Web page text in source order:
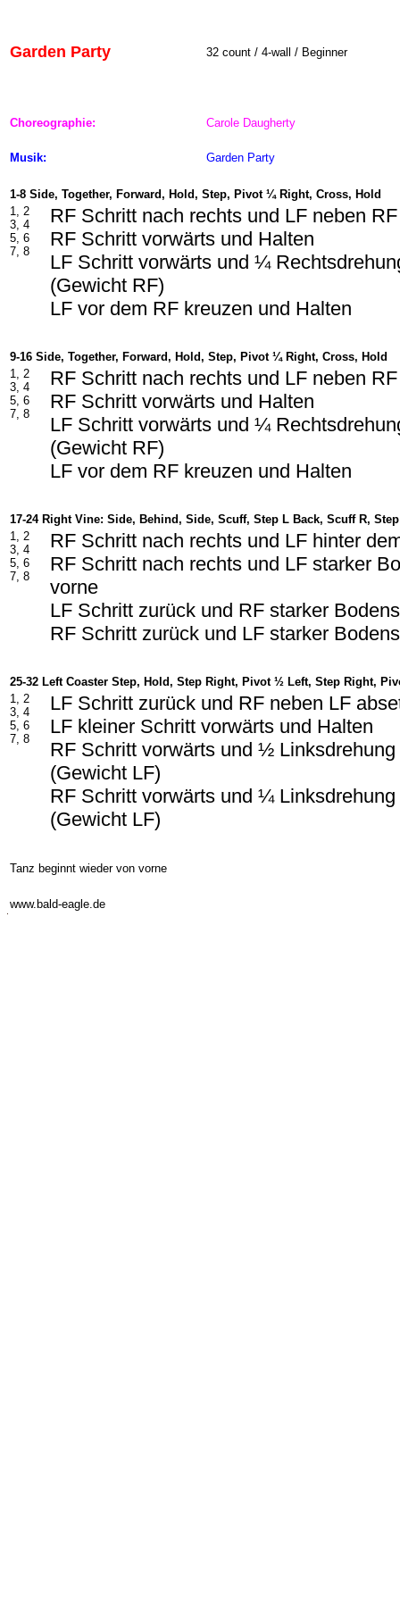
Garden Party 32 count / 4-wall / Beginner
Choreographie: Carole Daugherty
Musik: Garden Party
1-8 Side, Together, Forward, Hold, Step, Pivot ¼ Right, Cross, Hold
1, 2
3, 4
5, 6
7, 8
RF Schritt nach rechts und LF neben
RF Schritt vorwärts und Halten
LF Schritt vorwärts und ¼
(Gewicht RF)
LF vor dem RF kreuzen und Halten
9-16 Side, Together, Forward, Hold, Step, Pivot ¼ Right, Cross, Hold
1, 2
3, 4
5, 6
7, 8
RF Schritt nach rechts und LF neben
RF Schritt vorwärts und Halten
LF Schritt vorwärts und ¼
(Gewicht RF)
LF vor dem RF kreuzen und Halten
17-24 Right Vine: Side, Behind, Side, Scuff, Step L Back, Scuff R,
1, 2
3, 4
5, 6
7, 8
RF Schritt nach rechts und LF hinter
RF Schritt nach rechts und LF starker
vorne
LF Schritt zurück und RF starker
RF Schritt zurück und LF starker
25-32 Left Coaster Step, Hold, Step Right, Pivot ½ Left, Step Right,
1, 2
3, 4
5, 6
7, 8
LF Schritt zurück und RF neben LF
LF kleiner Schritt vorwärts und Halten
RF Schritt vorwärts und ½
(Gewicht LF)
RF Schritt vorwärts und ¼
(Gewicht LF)
Tanz beginnt wieder von vorne
www.bald-eagle.de